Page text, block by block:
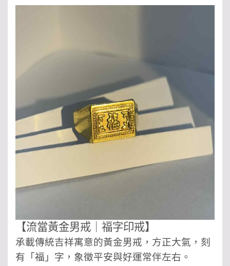
【流當黃金男戒｜福字印戒】
承載傳統吉祥寓意的黃金男戒，方正大氣，刻
有「福」字，象徵平安與好運常伴左右。